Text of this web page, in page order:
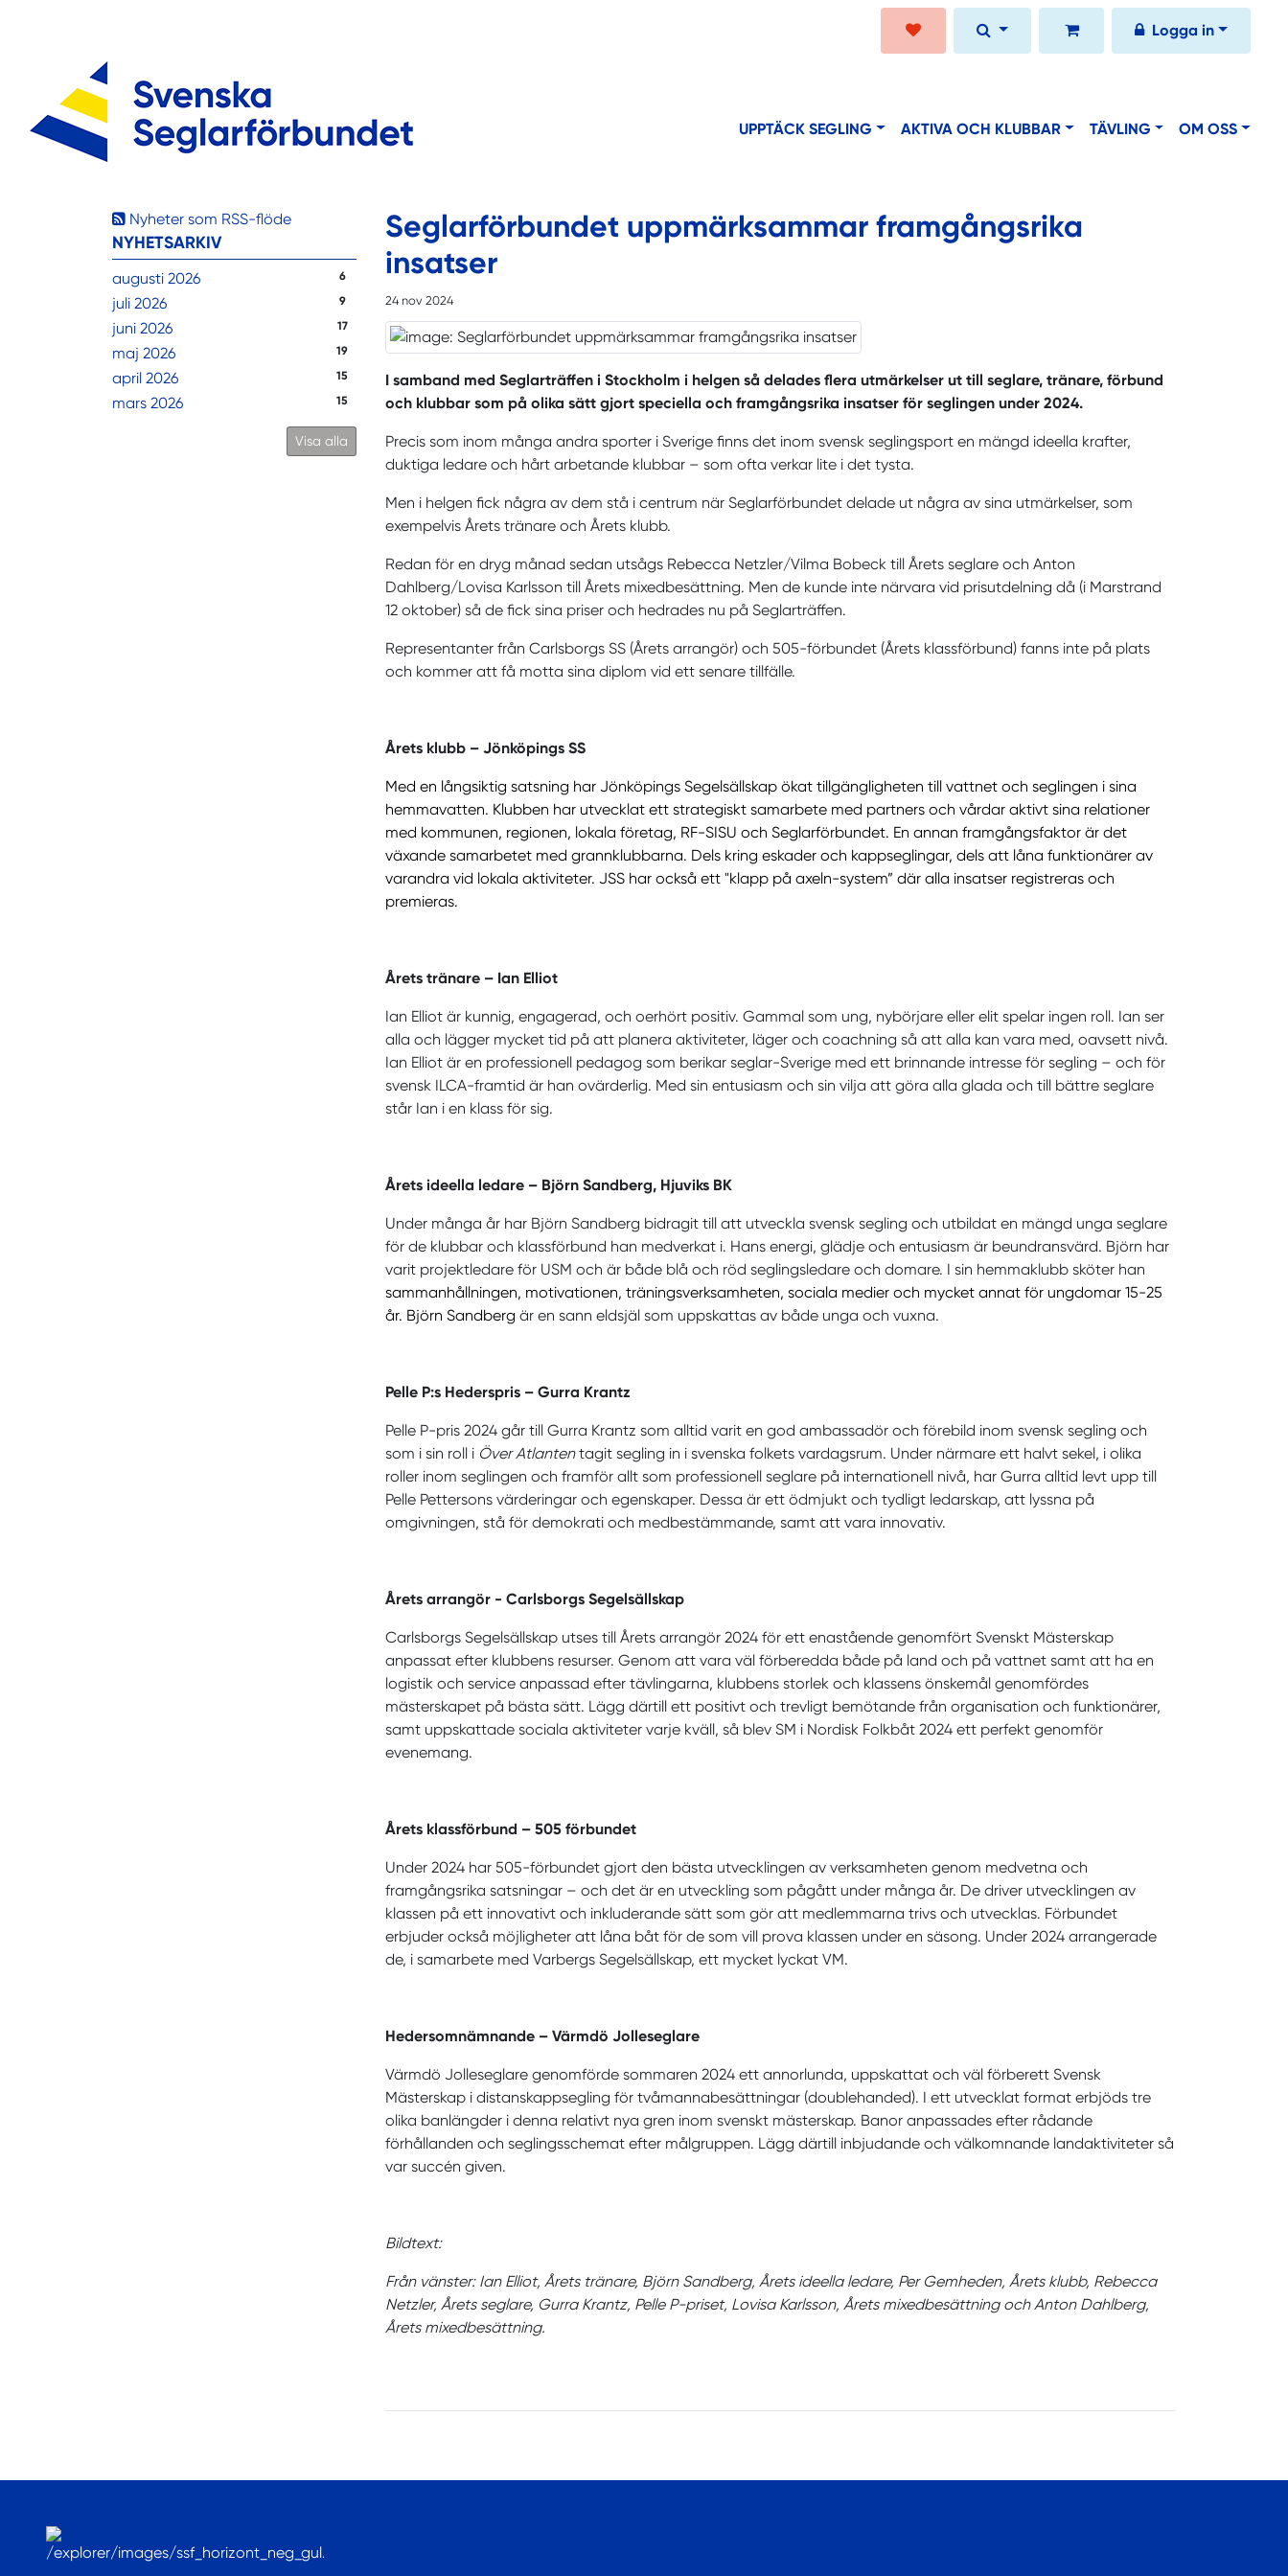
Logga in
UPPTÄCK SEGLING AKTIVA OCH KLUBBAR TÄVLING OM OSS
Nyheter som RSS-flöde
NYHETSARKIV
augusti 2026 6
juli 2026 9
juni 2026 17
maj 2026 19
april 2026 15
mars 2026 15
Visa alla
Seglarförbundet uppmärksammar framgångsrika
insatser
24 nov 2024
I samband med Seglarträffen i Stockholm i helgen så delades flera utmärkelser ut till seglare, tränare, förbund
och klubbar som på olika sätt gjort speciella och framgångsrika insatser för seglingen under 2024.
Precis som inom många andra sporter i Sverige finns det inom svensk seglingsport en mängd ideella krafter,
duktiga ledare och hårt arbetande klubbar – som ofta verkar lite i det tysta.
Men i helgen fick några av dem stå i centrum när Seglarförbundet delade ut några av sina utmärkelser, som
exempelvis Årets tränare och Årets klubb.
Redan för en dryg månad sedan utsågs Rebecca Netzler/Vilma Bobeck till Årets seglare och Anton
Dahlberg/Lovisa Karlsson till Årets mixedbesättning. Men de kunde inte närvara vid prisutdelning då (i Marstrand
12 oktober) så de fick sina priser och hedrades nu på Seglarträffen.
Representanter från Carlsborgs SS (Årets arrangör) och 505-förbundet (Årets klassförbund) fanns inte på plats
och kommer att få motta sina diplom vid ett senare tillfälle.
Årets klubb – Jönköpings SS
Med en långsiktig satsning har Jönköpings Segelsällskap ökat tillgängligheten till vattnet och seglingen i sina
hemmavatten. Klubben har utvecklat ett strategiskt samarbete med partners och vårdar aktivt sina relationer
med kommunen, regionen, lokala företag, RF-SISU och Seglarförbundet. En annan framgångsfaktor är det
växande samarbetet med grannklubbarna. Dels kring eskader och kappseglingar, dels att låna funktionärer av
varandra vid lokala aktiviteter. JSS har också ett "klapp på axeln-system” där alla insatser registreras och
premieras.
Årets tränare – Ian Elliot
Ian Elliot är kunnig, engagerad, och oerhört positiv. Gammal som ung, nybörjare eller elit spelar ingen roll. Ian ser
alla och lägger mycket tid på att planera aktiviteter, läger och coachning så att alla kan vara med, oavsett nivå.
Ian Elliot är en professionell pedagog som berikar seglar-Sverige med ett brinnande intresse för segling – och för
svensk ILCA-framtid är han ovärderlig. Med sin entusiasm och sin vilja att göra alla glada och till bättre seglare
står Ian i en klass för sig.
Årets ideella ledare – Björn Sandberg, Hjuviks BK
Under många år har Björn Sandberg bidragit till att utveckla svensk segling och utbildat en mängd unga seglare
för de klubbar och klassförbund han medverkat i. Hans energi, glädje och entusiasm är beundransvärd. Björn har
varit projektledare för USM och är både blå och röd seglingsledare och domare. I sin hemmaklubb sköter han
sammanhållningen, motivationen, träningsverksamheten, sociala medier och mycket annat för ungdomar 15-25
år. Björn Sandberg är en sann eldsjäl som uppskattas av både unga och vuxna.
Pelle P:s Hederspris – Gurra Krantz
Pelle P-pris 2024 går till Gurra Krantz som alltid varit en god ambassadör och förebild inom svensk segling och
som i sin roll i Över Atlantentagit segling in i svenska folkets vardagsrum. Under närmare ett halvt sekel, i olika
roller inom seglingen och framför allt som professionell seglare på internationell nivå, har Gurra alltid levt upp till
Pelle Pettersons värderingar och egenskaper. Dessa är ett ödmjukt och tydligt ledarskap, att lyssna på
omgivningen, stå för demokrati och medbestämmande, samt att vara innovativ.
Årets arrangör - Carlsborgs Segelsällskap
Carlsborgs Segelsällskap utses till Årets arrangör 2024 för ett enastående genomfört Svenskt Mästerskap
anpassat efter klubbens resurser. Genom att vara väl förberedda både på land och på vattnet samt att ha en
logistik och service anpassad efter tävlingarna, klubbens storlek och klassens önskemål genomfördes
mästerskapet på bästa sätt. Lägg därtill ett positivt och trevligt bemötande från organisation och funktionärer,
samt uppskattade sociala aktiviteter varje kväll, så blev SM i Nordisk Folkbåt 2024 ett perfekt genomför
evenemang.
Årets klassförbund – 505 förbundet
Under 2024 har 505-förbundet gjort den bästa utvecklingen av verksamheten genom medvetna och
framgångsrika satsningar – och det är en utveckling som pågått under många år. De driver utvecklingen av
klassen på ett innovativt och inkluderande sätt som gör att medlemmarna trivs och utvecklas. Förbundet
erbjuder också möjligheter att låna båt för de som vill prova klassen under en säsong. Under 2024 arrangerade
de, i samarbete med Varbergs Segelsällskap, ett mycket lyckat VM.
Hedersomnämnande – Värmdö Jolleseglare
Värmdö Jolleseglare genomförde sommaren 2024 ett annorlunda, uppskattat och väl förberett Svensk
Mästerskap i distanskappsegling för tvåmannabesättningar (doublehanded). I ett utvecklat format erbjöds tre
olika banlängder i denna relativt nya gren inom svenskt mästerskap. Banor anpassades efter rådande
förhållanden och seglingsschemat efter målgruppen. Lägg därtill inbjudande och välkomnande landaktiviteter så
var succén given.
Bildtext:
Från vänster: Ian Elliot, Årets tränare, Björn Sandberg, Årets ideella ledare, Per Gemheden, Årets klubb, Rebecca
Netzler, Årets seglare, Gurra Krantz, Pelle P-priset, Lovisa Karlsson, Årets mixedbesättning och Anton Dahlberg,
Årets mixedbesättning.